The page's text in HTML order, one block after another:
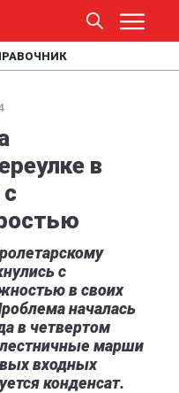
в
с
в своих
началась
в четвертом
марши
входных
конденсат.